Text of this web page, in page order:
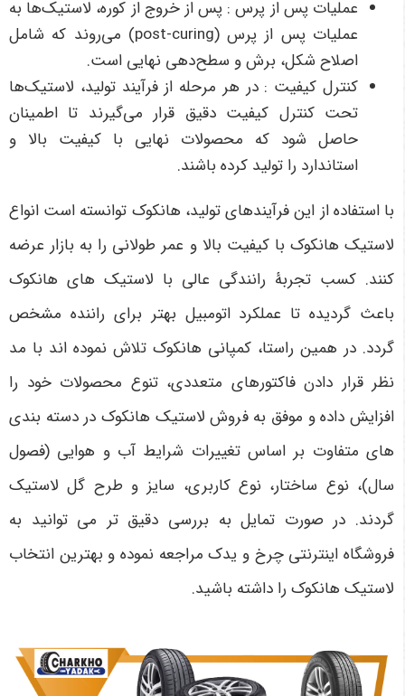
عملیات پس از پرس : پس از خروج از کوره، لاستیک‌ها به
عملیات پس از پرس (post-curing) می‌روند که شامل
اصلاح شکل، برش و سطح‌دهی نهایی است.
کنترل کیفیت : در هر مرحله از فرآیند تولید، لاستیک‌ها
تحت کنترل کیفیت دقیق قرار می‌گیرند تا اطمینان
حاصل شود که محصولات نهایی با کیفیت بالا و
استاندارد را تولید کرده باشند.
با استفاده از این فرآیندهای تولید، هانکوک توانسته است انواع
لاستیک هانکوک با کیفیت بالا و عمر طولانی را به بازار عرضه
کنند. کسب تجربۀ رانندگی عالی با لاستیک های هانکوک
باعث گردیده تا عملکرد اتومبیل بهتر برای راننده مشخص
گردد. در همین راستا، کمپانی هانکوک تلاش نموده اند با مد
نظر قرار دادن فاکتورهای متعددی، تنوع محصولات خود را
افزایش داده و موفق به فروش لاستیک هانکوک در دسته بندی
های متفاوت بر اساس تغییرات شرایط آب و هوایی (فصول
سال)، نوع ساختار، نوع کاربری، سایز و طرح گل لاستیک
گردند. در صورت تمایل به بررسی دقیق تر می توانید به
فروشگاه اینترنتی چرخ و یدک مراجعه نموده و بهترین انتخاب
لاستیک هانکوک را داشته باشید.